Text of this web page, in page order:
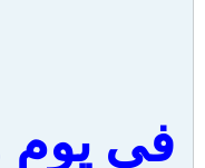
في يوم